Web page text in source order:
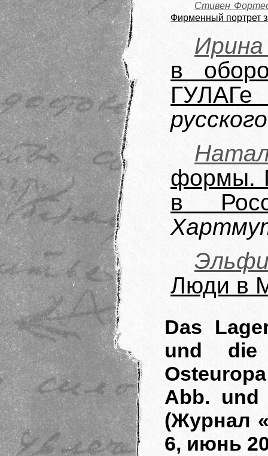
Стивен
Фирменный портрет
в
формы.
в
Люди в
Das
und die
Abb. und
(Журнал
6, июнь